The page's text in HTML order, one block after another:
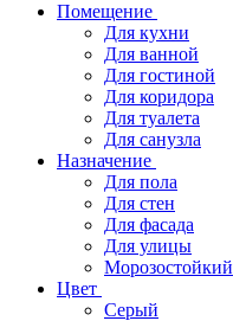
Помещение
Для кухни
Для ванной
Для гостиной
Для коридора
Для туалета
Для санузла
Назначение
Для пола
Для стен
Для фасада
Для улицы
Морозостойкий
Цвет
Серый